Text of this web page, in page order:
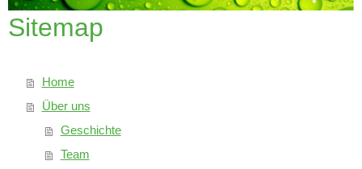
Sitemap
Home
Über uns
Geschichte
Team